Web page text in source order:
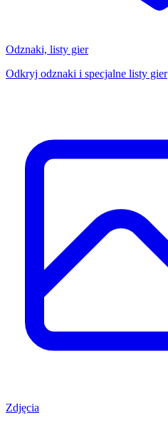
Odznaki, listy gier
Odkryj odznaki i specjalne listy gier
Zdjęcia